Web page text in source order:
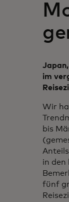
im
Wir
bis
in den
fünf